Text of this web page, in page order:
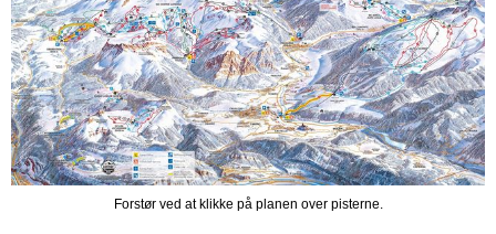
Forstør ved at klikke på planen over pisterne.